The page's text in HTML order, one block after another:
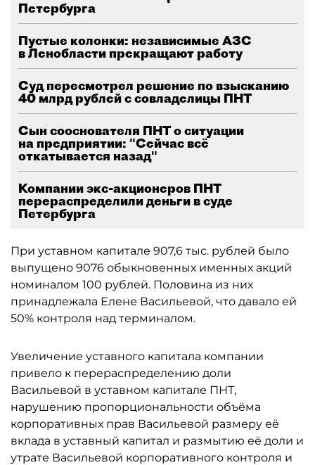
Петербурга
Пустые колонки: независимые АЗС
в Ленобласти прекращают работу
Суд пересмотрел решение по взысканию
40 млрд рублей с совладелицы ПНТ
Сын сооснователя ПНТ о ситуации
на предприятии: "Сейчас всё
откатывается назад"
Компании экс-акционеров ПНТ
перераспределили деньги в суде
Петербурга
При уставном капитале 907,6 тыс. рублей было
выпущено 9076 обыкновенных именных акций
номиналом 100 рублей. Половина из них
принадлежала Елене Васильевой, что давало ей
50% контроля над терминалом.
Увеличение уставного капитала компании
привело к перераспределению доли
Васильевой в уставном капитале ПНТ,
нарушению пропорциональности объёма
корпоративных прав Васильевой размеру её
вклада в уставный капитал и размытию её доли и
утрате Васильевой корпоративного контроля и